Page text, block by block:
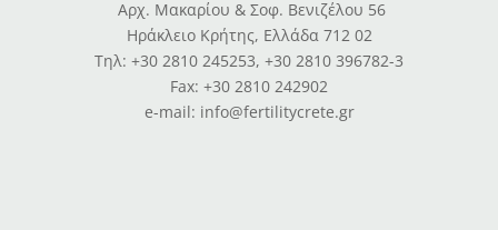
Αρχ. Μακαρίου & Σοφ. Βενιζέλου 56
Ηράκλειο Κρήτης, Ελλάδα 712 02
Tηλ: +30 2810 245253, +30 2810 396782-3
Fax: +30 2810 242902
e-mail: info@fertilitycrete.gr